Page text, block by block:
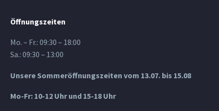
Öffnungszeiten
Mo. – Fr.: 09:30 – 18:00
Sa.: 09:30 – 13:00
Unsere Sommeröffnungszeiten vom 13.07. bis 15.08
Mo-Fr: 10-12 Uhr und 15-18 Uhr